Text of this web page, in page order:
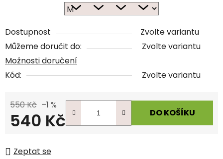
Dostupnost
Zvolte variantu
Můžeme doručit do:
Zvolte variantu
Možnosti doručení
Kód:
Zvolte variantu
550 Kč –1 %
540 Kč DO KOŠÍKU
Zeptat se